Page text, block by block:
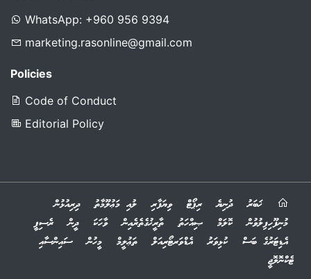
WhatsApp: +960 956 9394
marketing.rasonline@gmail.com
Policies
Code of Conduct
Editorial Policy
ޚަބަރު ދުނިޔެ ރިޕޯޓް ވިޔަފާރި ލުއި މަޢުލޫމާތު
ދިރިއުޅުން
މުނިފޫހިފިލުވުން
ކޮލަމް ޞިއްހަތު ތާރީޚުގެތެރެއިން ވާހަކަ ދީން
ރެސިޕީ
އެޑިޓަރުގެ ބަސް
ކުޅިވަރު އެޑްވަރޓޯރިއަލް ތަޢުލީމް މީހުން
ސައިންސާއި
ޓެކްނޮލޮޖީ